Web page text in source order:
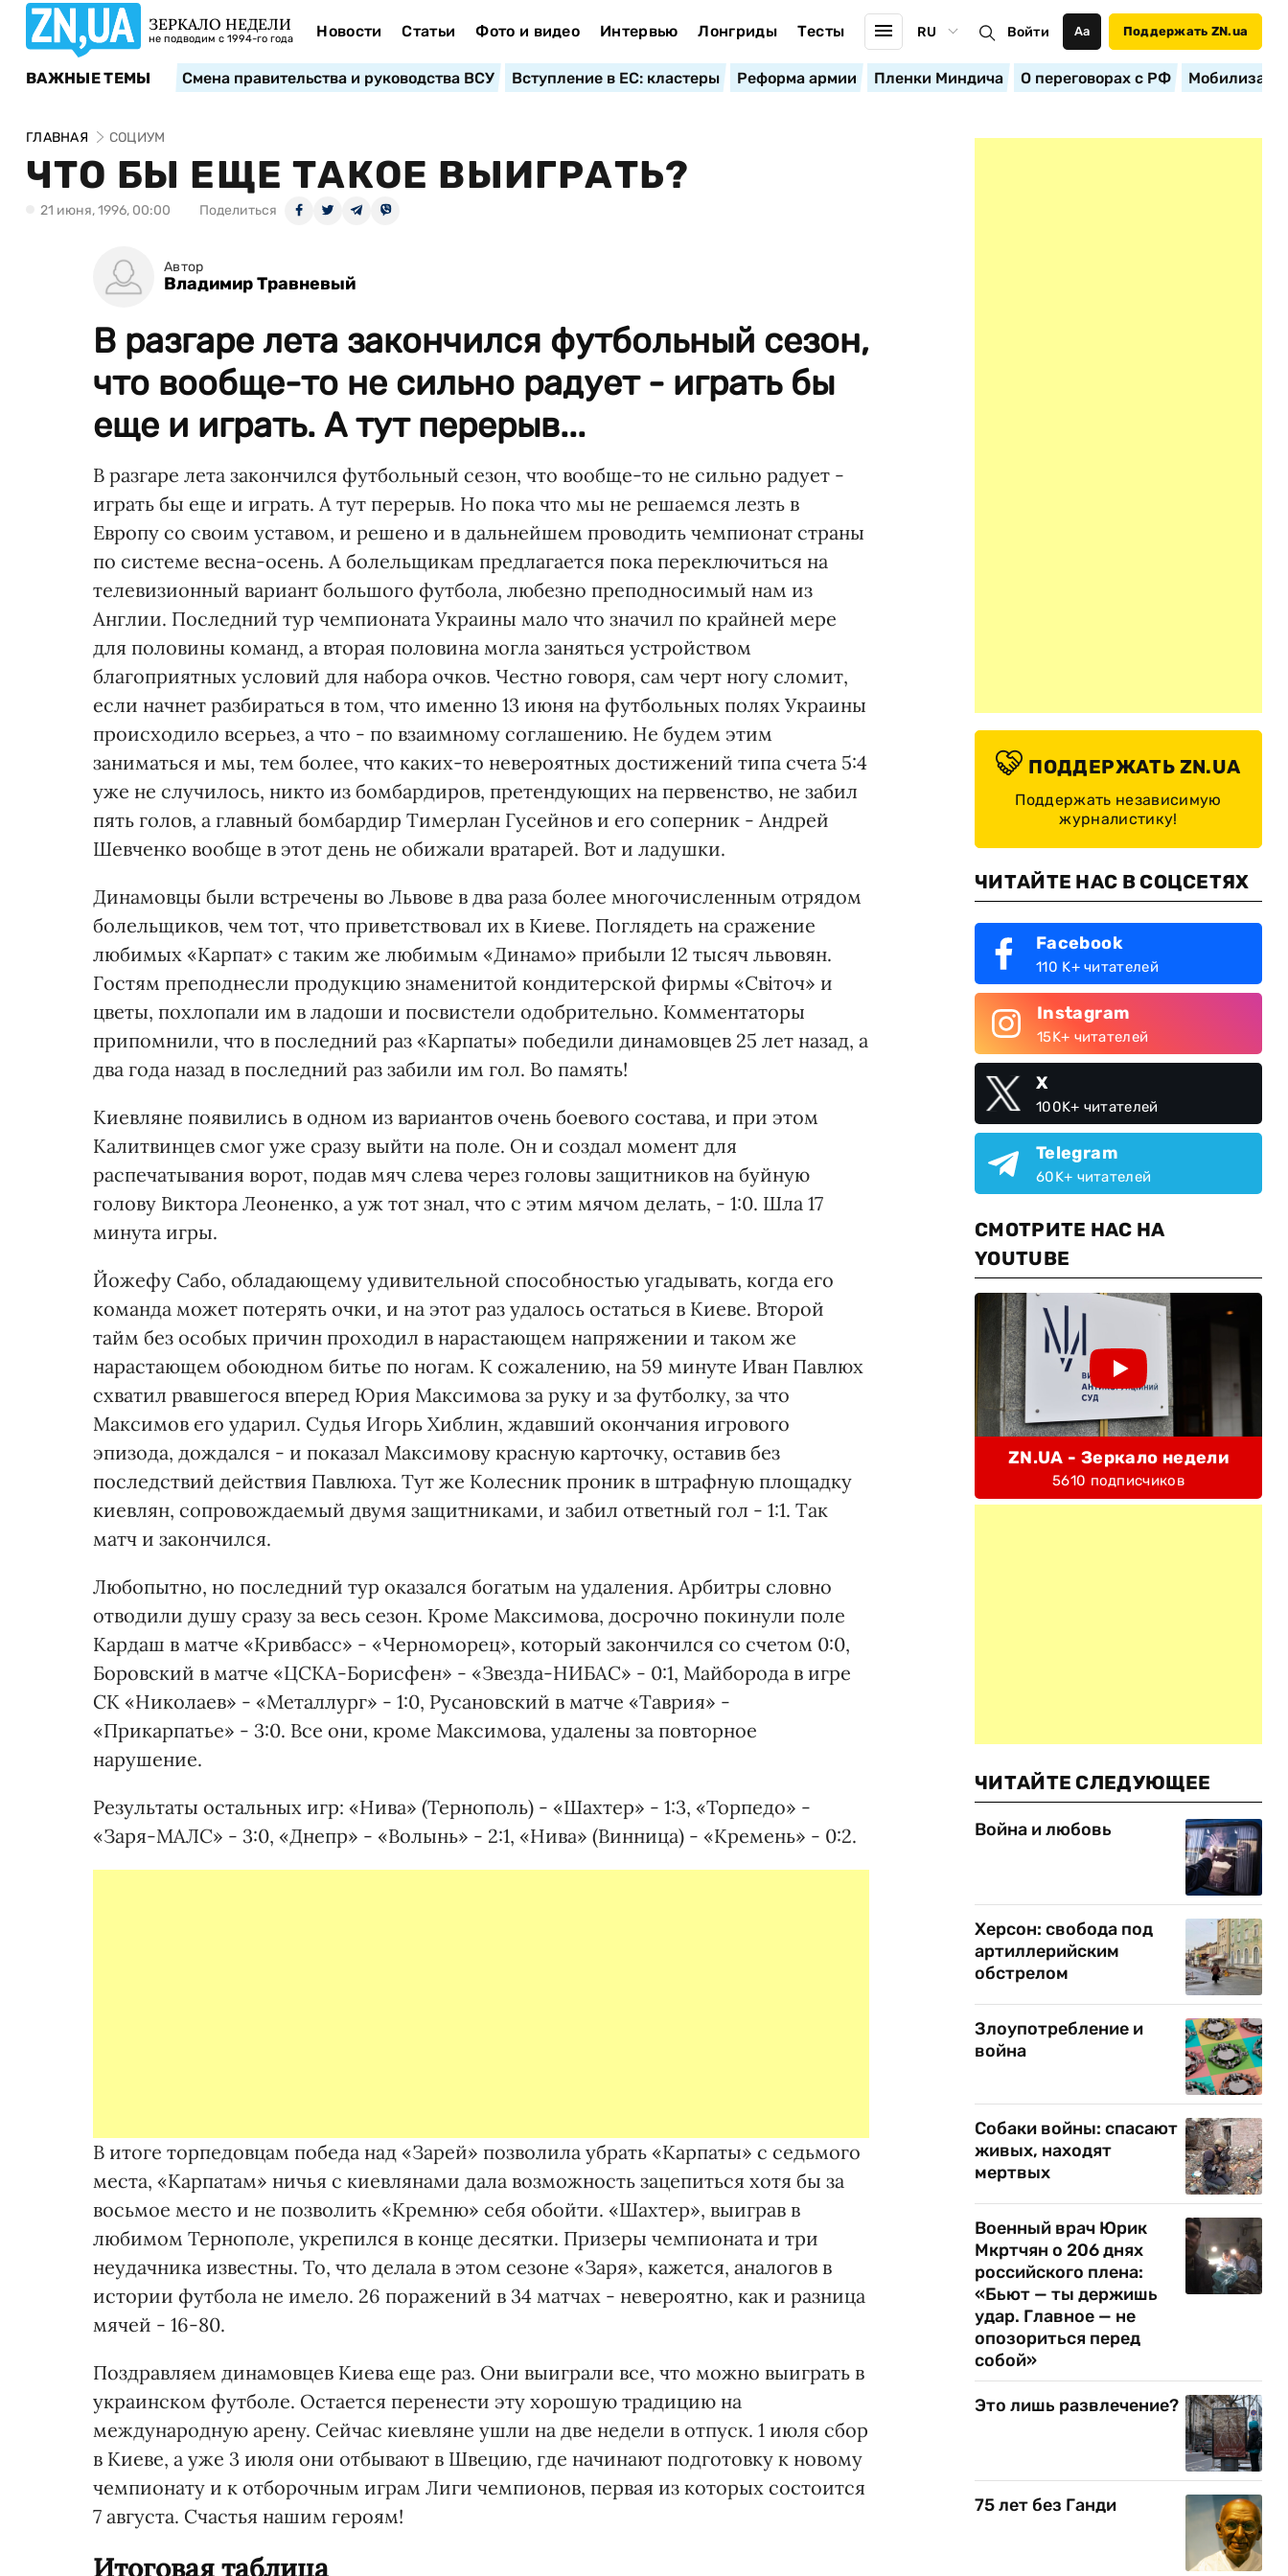
ЗЕРКАЛО НЕДЕЛИ
не подводим с 1994-го года Новости Статьи Фото и видео Интервью Лонгриды Тесты RU Войти Аа Поддержать ZN.ua
ВАЖНЫЕ ТЕМЫ Смена правительства и руководства ВСУ Вступление в ЕС: кластеры Реформа армии Пленки Миндича О переговорах с РФ
ГЛАВНАЯ СОЦИУМ
ЧТО БЫ ЕЩЕ ТАКОЕ ВЫИГРАТЬ?
21 июня, 1996, 00:00 Поделиться
Автор
Владимир Травневый
В разгаре лета закончился футбольный сезон,
что вообще-то не сильно радует - играть бы
еще и играть. А тут перерыв...
В разгаре лета закончился футбольный сезон, что вообще-то не сильно радует -
играть бы еще и играть. А тут перерыв. Но пока что мы не решаемся лезть в
Европу со своим уставом, и решено и в дальнейшем проводить чемпионат страны
по системе весна-осень. А болельщикам предлагается пока переключиться на
телевизионный вариант большого футбола, любезно преподносимый нам из
Англии. Последний тур чемпионата Украины мало что значил по крайней мере
для половины команд, а вторая половина могла заняться устройством
благоприятных условий для набора очков. Честно говоря, сам черт ногу сломит,
если начнет разбираться в том, что именно 13 июня на футбольных полях Украины
происходило всерьез, а что - по взаимному соглашению. Не будем этим
заниматься и мы, тем более, что каких-то невероятных достижений типа счета 5:4
уже не случилось, никто из бомбардиров, претендующих на первенство, не забил
пять голов, а главный бомбардир Тимерлан Гусейнов и его соперник - Андрей
Шевченко вообще в этот день не обижали вратарей. Вот и ладушки.
Динамовцы были встречены во Львове в два раза более многочисленным отрядом
болельщиков, чем тот, что приветствовал их в Киеве. Поглядеть на сражение
любимых «Карпат» с таким же любимым «Динамо» прибыли 12 тысяч львовян.
Гостям преподнесли продукцию знаменитой кондитерской фирмы «Світоч» и
цветы, похлопали им в ладоши и посвистели одобрительно. Комментаторы
припомнили, что в последний раз «Карпаты» победили динамовцев 25 лет назад, а
два года назад в последний раз забили им гол. Во память!
Киевляне появились в одном из вариантов очень боевого состава, и при этом
Калитвинцев смог уже сразу выйти на поле. Он и создал момент для
распечатывания ворот, подав мяч слева через головы защитников на буйную
голову Виктора Леоненко, а уж тот знал, что с этим мячом делать, - 1:0. Шла 17
минута игры.
Йожефу Сабо, обладающему удивительной способностью угадывать, когда его
команда может потерять очки, и на этот раз удалось остаться в Киеве. Второй
тайм без особых причин проходил в нарастающем напряжении и таком же
нарастающем обоюдном битье по ногам. К сожалению, на 59 минуте Иван Павлюх
схватил рвавшегося вперед Юрия Максимова за руку и за футболку, за что
Максимов его ударил. Судья Игорь Хиблин, ждавший окончания игрового
эпизода, дождался - и показал Максимову красную карточку, оставив без
последствий действия Павлюха. Тут же Колесник проник в штрафную площадку
киевлян, сопровождаемый двумя защитниками, и забил ответный гол - 1:1. Так
матч и закончился.
Любопытно, но последний тур оказался богатым на удаления. Арбитры словно
отводили душу сразу за весь сезон. Кроме Максимова, досрочно покинули поле
Кардаш в матче «Кривбасс» - «Черноморец», который закончился со счетом 0:0,
Боровский в матче «ЦСКА-Борисфен» - «Звезда-НИБАС» - 0:1, Майборода в игре
СК «Николаев» - «Металлург» - 1:0, Русановский в матче «Таврия» -
«Прикарпатье» - 3:0. Все они, кроме Максимова, удалены за повторное
нарушение.
Результаты остальных игр: «Нива» (Тернополь) - «Шахтер» - 1:3, «Торпедо» -
«Заря-МАЛС» - 3:0, «Днепр» - «Волынь» - 2:1, «Нива» (Винница) - «Кремень» - 0:2.
В итоге торпедовцам победа над «Зарей» позволила убрать «Карпаты» с седьмого
места, «Карпатам» ничья с киевлянами дала возможность зацепиться хотя бы за
восьмое место и не позволить «Кремню» себя обойти. «Шахтер», выиграв в
любимом Тернополе, укрепился в конце десятки. Призеры чемпионата и три
неудачника известны. То, что делала в этом сезоне «Заря», кажется, аналогов в
истории футбола не имело. 26 поражений в 34 матчах - невероятно, как и разница
мячей - 16-80.
Поздравляем динамовцев Киева еще раз. Они выиграли все, что можно выиграть в
украинском футболе. Остается перенести эту хорошую традицию на
международную арену. Сейчас киевляне ушли на две недели в отпуск. 1 июля сбор
в Киеве, а уже 3 июля они отбывают в Швецию, где начинают подготовку к новому
чемпионату и к отборочным играм Лиги чемпионов, первая из которых состоится
7 августа. Счастья нашим героям!
Итоговая таблица
ПОДДЕРЖАТЬ ZN.UA
Поддержать независимую
журналистику!
ЧИТАЙТЕ НАС В СОЦСЕТЯХ
Facebook
110 K+ читателей
Instagram
15K+ читателей
X
100K+ читателей
Telegram
60K+ читателей
СМОТРИТЕ НАС НА
YOUTUBE
ZN.UA - Зеркало недели
5610 подписчиков
ЧИТАЙТЕ СЛЕДУЮЩЕЕ
Война и любовь
Херсон: свобода под
артиллерийским
обстрелом
Злоупотребление и
война
Собаки войны: спасают
живых, находят
мертвых
Военный врач Юрик
Мкртчян о 206 днях
российского плена:
«Бьют — ты держишь
удар. Главное — не
опозориться перед
собой»
Это лишь развлечение?
75 лет без Ганди